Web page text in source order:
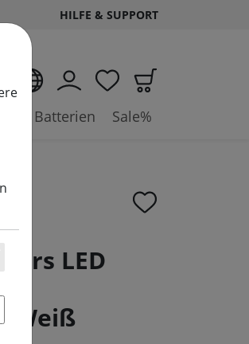
HILFE & SUPPORT
& Batterien Sale%
LED
Weiß
Essenziell
Statstik & Marketing